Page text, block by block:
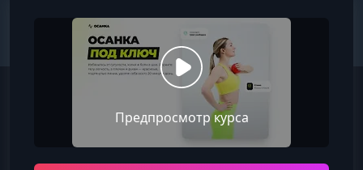
Предпросмотр курса